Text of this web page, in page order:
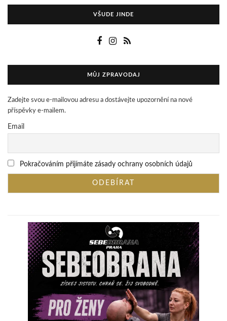
VŠUDE JINDE
MŮJ ZPRAVODAJ
Zadejte svou e-mailovou adresu a dostávejte upozornění na nové
příspěvky e-mailem.
Email
Pokračováním přijímáte zásady ochrany osobních údajů